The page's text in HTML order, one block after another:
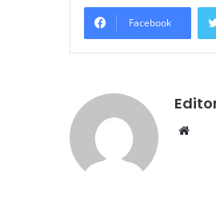
Facebook